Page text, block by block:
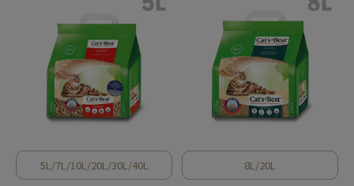
5L/7L/10L/20L/30L/40L 8L/20L